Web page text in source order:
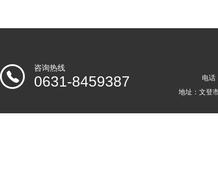
咨询热线
0631-8459387
电
地址：文登